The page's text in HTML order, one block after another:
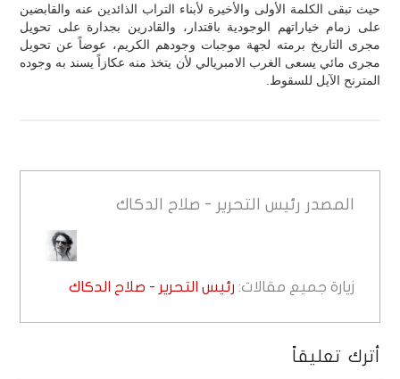
حيث تبقى الكلمة الأولى والأخيرة لأبناء التراب الذائدين عنه والقابضين
على زمام خياراتهم الوجودية باقتدار، والقادرين بجدارة على تحويل
مجرى التاريخ برمته لجهة موجبات وجودهم الكريم، عوضاً عن تحويل
مجرى مائي يسعى الغرب الامبريالي لأن يتخذ منه عكازاً يسند به وجوده
المترنح الآيل للسقوط.
المصدر رئيس التحرير - صلاح الدكاك
زيارة جميع مقالات: رئيس التحرير - صلاح الدكاك
أترك تعليقاً